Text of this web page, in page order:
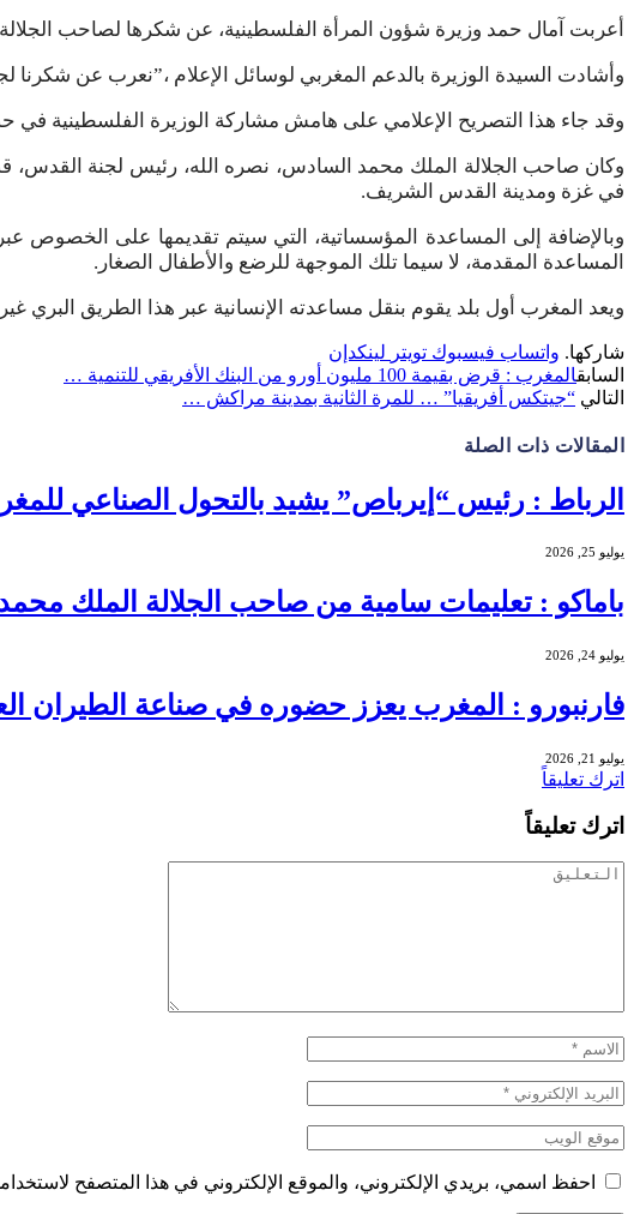
أعربت آمال حمد وزيرة شؤون المرأة الفلسطينية، عن شكرها لصاحب
وأشادت السيدة الوزيرة بالدعم المغربي لوسائل الإعلام ،”نعرب عن
وقد جاء هذا التصريح الإعلامي على هامش مشاركة الوزيرة الفلسطينية في حدث رفيع المستوى نظمه المغرب في
وكان صاحب الجلالة الملك محمد السادس، نصره الله، رئيس لجنة القدس،
في غزة ومدينة القدس الشريف.
وبالإضافة إلى المساعدة المؤسساتية، التي سيتم تقديمها على الخصوص
المساعدة المقدمة، لا سيما تلك الموجهة للرضع والأطفال الصغار.
ويعد المغرب أول بلد يقوم بنقل مساعدته الإنسانية عبر هذا الطريق البري
شاركها. واتساب فيسبوك تويتر لينكدإن
السابقالمغرب : قرض بقيمة 100 مليون أورو من البنك الأفريقي للتنمية …
التالي “جيتكس أفريقيا” … للمرة الثانية بمدينة مراكش …
المقالات ذات الصلة
الرباط : رئيس “إيرباص” يشيد بالتحول الصناعي
يوليو 25, 2026
باماكو : تعليمات سامية من صاحب الجلالة الملك
يوليو 24, 2026
فارنبورو : المغرب يعزز حضوره في صناعة الطيران
يوليو 21, 2026
اترك تعليقاً
اترك تعليقاً
احفظ اسمي، بريدي الإلكتروني، والموقع الإلكتروني في هذا المتصفح